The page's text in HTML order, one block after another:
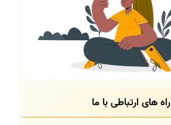
راه های ارتباطی با ما